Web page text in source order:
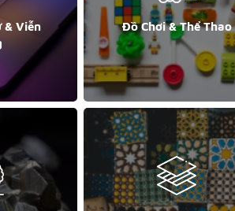
& Viễn
Đồ Chơi & Thể Thao